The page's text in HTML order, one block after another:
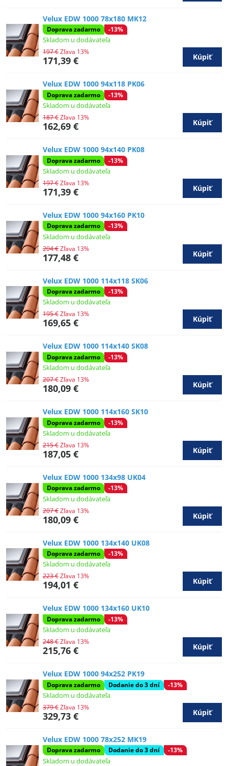
Velux EDW 1000 78x180 MK12
Doprava zadarmo -13%
Skladom u dodávateľa
171,39 €
197 €Zľava 13%
Kúpiť
Velux EDW 1000 94x118 PK06
Doprava zadarmo -13%
Skladom u dodávateľa
162,69 €
187 €Zľava 13%
Kúpiť
Velux EDW 1000 94x140 PK08
Doprava zadarmo -13%
Skladom u dodávateľa
171,39 €
197 €Zľava 13%
Kúpiť
Velux EDW 1000 94x160 PK10
Doprava zadarmo -13%
Skladom u dodávateľa
177,48 €
204 €Zľava 13%
Kúpiť
Velux EDW 1000 114x118 SK06
Doprava zadarmo -13%
Skladom u dodávateľa
169,65 €
195 €Zľava 13%
Kúpiť
Velux EDW 1000 114x140 SK08
Doprava zadarmo -13%
Skladom u dodávateľa
180,09 €
207 €Zľava 13%
Kúpiť
Velux EDW 1000 114x160 SK10
Doprava zadarmo -13%
Skladom u dodávateľa
187,05 €
215 €Zľava 13%
Kúpiť
Velux EDW 1000 134x98 UK04
Doprava zadarmo -13%
Skladom u dodávateľa
180,09 €
207 €Zľava 13%
Kúpiť
Velux EDW 1000 134x140 UK08
Doprava zadarmo -13%
Skladom u dodávateľa
194,01 €
223 €Zľava 13%
Kúpiť
Velux EDW 1000 134x160 UK10
Doprava zadarmo -13%
Skladom u dodávateľa
215,76 €
248 €Zľava 13%
Kúpiť
Velux EDW 1000 94x252 PK19
Doprava zadarmo Dodanie do 3 dní -13%
Skladom u dodávateľa
329,73 €
379 €Zľava 13%
Kúpiť
Velux EDW 1000 78x252 MK19
Doprava zadarmo Dodanie do 3 dní -13%
Skladom u dodávateľa